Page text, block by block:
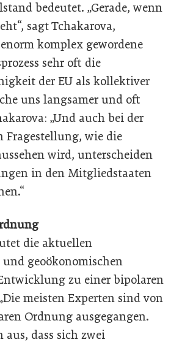
bedeutet. „Gerade, wenn
sagt Tchakarova,
komplex gewordene
sehr oft die
der EU als kollektiver
uns langsamer und oft
„Und auch bei der
Fragestellung, wie die
wird, unterscheiden
in den Mitgliedstaaten
die aktuellen
geoökonomischen
zu einer bipolaren
meisten Experten sind von
Ordnung ausgegangen.
aus, dass sich zwei